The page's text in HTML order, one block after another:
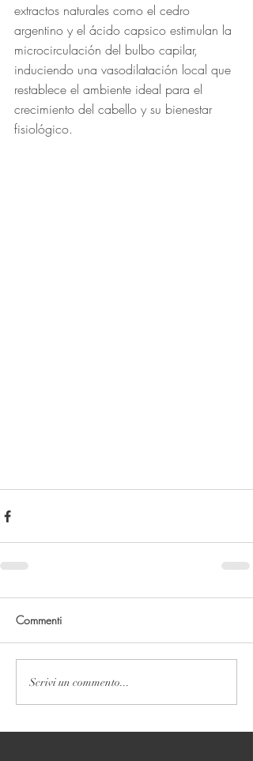
extractos naturales como el cedro
argentino y el ácido capsico estimulan la
microcirculación del bulbo capilar,
induciendo una vasodilatación local que
restablece el ambiente ideal para el
crecimiento del cabello y su bienestar
fisiológico.
Commenti
Scrivi un commento...